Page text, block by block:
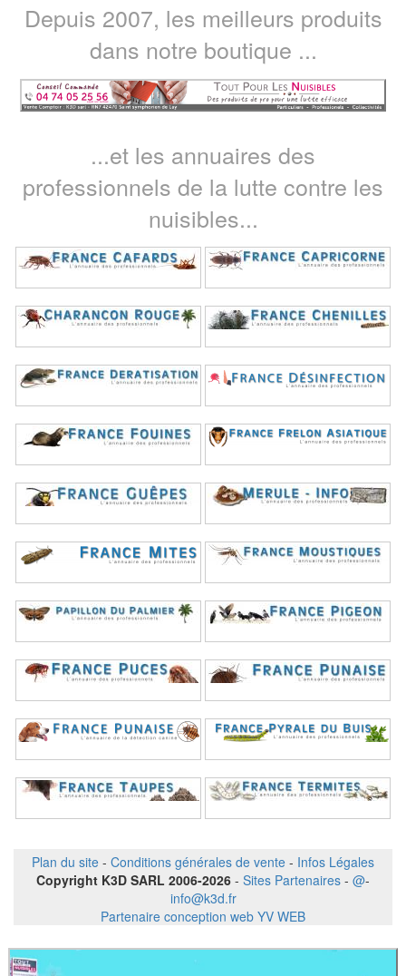
Depuis 2007, les meilleurs produits
dans notre boutique ...
...et les annuaires des
professionnels de la lutte contre les
nuisibles...
Plan du site - Conditions générales de vente - Infos Légales
Copyright K3D SARL 2006-2026 - Sites Partenaires - @-
info@k3d.fr
Partenaire conception web YV WEB